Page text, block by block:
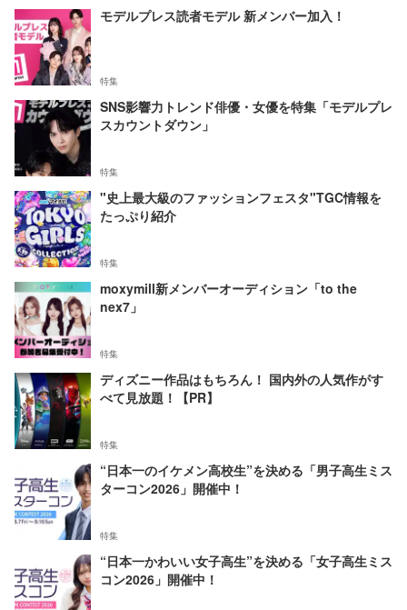
モデルプレス読者モデル 新メンバー加入！
特集
SNS影響力トレンド俳優・女優を特集「モデルプレ
スカウントダウン」
特集
"史上最大級のファッションフェスタ"TGC情報を
たっぷり紹介
特集
moxymill新メンバーオーディション「to the
nex7」
特集
ディズニー作品はもちろん！ 国内外の人気作がす
べて見放題！【PR】
特集
“日本一のイケメン高校生”を決める「男子高生ミス
ターコン2026」開催中！
特集
“日本一かわいい女子高生”を決める「女子高生ミス
コン2026」開催中！